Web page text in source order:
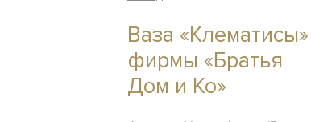
Ваза «Клематисы»
фирмы «Братья
Дом и Ко»